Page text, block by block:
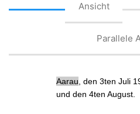
Ansicht
Parallele
Aarau , den 3ten Juli
und den 4ten August.